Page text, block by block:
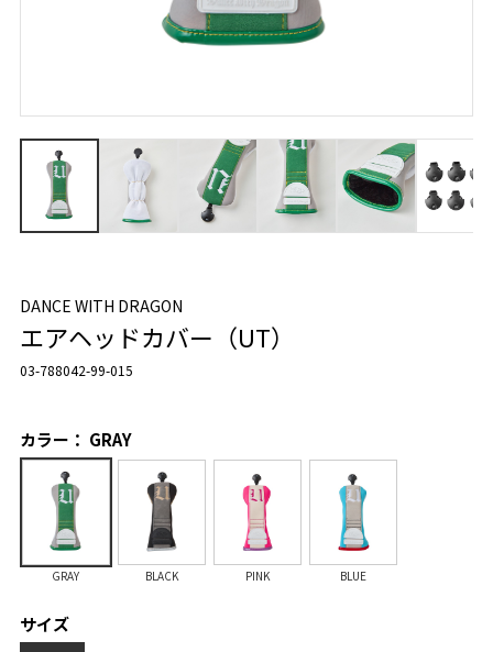
DANCE WITH DRAGON
エアヘッドカバー（UT）
03-788042-99-015
カラー： GRAY
GRAY BLACK PINK BLUE
サイズ